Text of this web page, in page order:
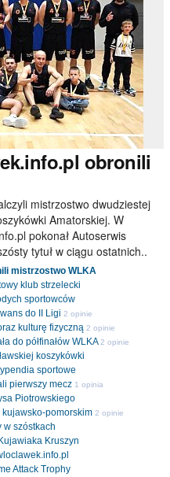
obronili
mistrzostwo dwudziestej
Amatorskiej. W
pokonał Autoserwis
tytuł w ciągu ostatnich..
mistrzostwo WLKA
klub strzelecki
sportowców
do II Ligi 2 opinie
kulturę fizyczną 2 opinie
do półfinałów WLKA 2 opinie
koszykówki
sportowe
pierwszy mecz 1 opinia
Piotrowskiego
kujawsko-pomorskim 2 opinie
w szóstkach
Kruszyn
Attack Trophy